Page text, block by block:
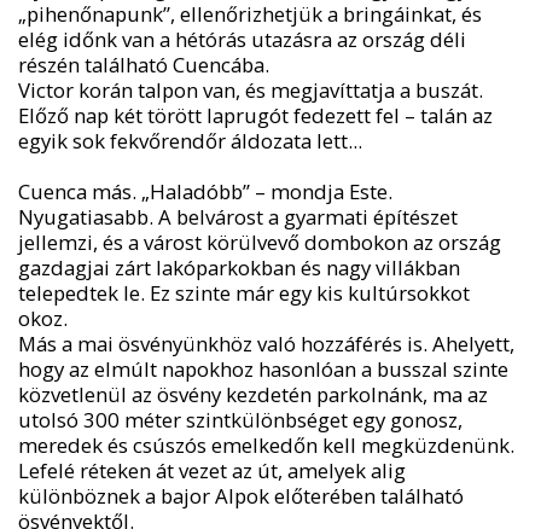
„pihenőnapunk”, ellenőrizhetjük a bringáinkat, és
elég időnk van a hétórás utazásra az ország déli
részén található Cuencába.
Victor korán talpon van, és megjavíttatja a buszát.
Előző nap két törött laprugót fedezett fel – talán az
egyik sok fekvőrendőr áldozata lett...
Cuenca más. „Haladóbb” – mondja Este.
Nyugatiasabb. A belvárost a gyarmati építészet
jellemzi, és a várost körülvevő dombokon az ország
gazdagjai zárt lakóparkokban és nagy villákban
telepedtek le. Ez szinte már egy kis kultúrsokkot
okoz.
Más a mai ösvényünkhöz való hozzáférés is. Ahelyett,
hogy az elmúlt napokhoz hasonlóan a busszal szinte
közvetlenül az ösvény kezdetén parkolnánk, ma az
utolsó 300 méter szintkülönbséget egy gonosz,
meredek és csúszós emelkedőn kell megküzdenünk.
Lefelé réteken át vezet az út, amelyek alig
különböznek a bajor Alpok előterében található
ösvényektől.